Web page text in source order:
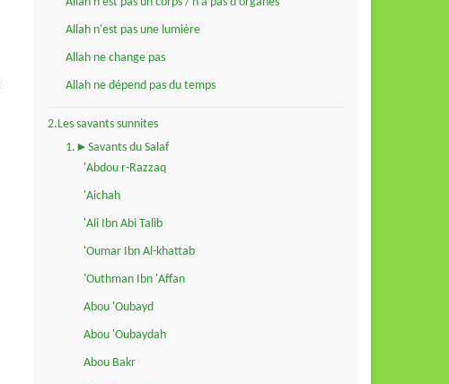
Allah n'est pas une lumière
Allah ne change pas
Allah ne dépend pas du temps
2.Les savants sunnites
1.►Savants du Salaf
'Abdou r-Razzaq
'Aichah
'Ali Ibn Abi Talib
'Oumar Ibn Al-khattab
'Outhman Ibn 'Affan
Abou 'Oubayd
Abou 'Oubaydah
Abou Bakr